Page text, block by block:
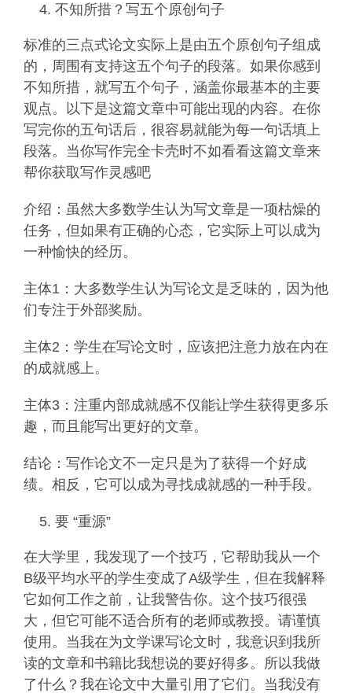
不知所措？写五个原创句子
标准的三点式论文实际上是由五个原创句子组成
的，周围有支持这五个句子的段落。如果你感到
不知所措，就写五个句子，涵盖你最基本的主要
观点。以下是这篇文章中可能出现的内容。在你
写完你的五句话后，很容易就能为每一句话填上
段落。当你写作完全卡壳时不如看看这篇文章来
帮你获取写作灵感吧
介绍：虽然大多数学生认为写文章是一项枯燥的
任务，但如果有正确的心态，它实际上可以成为
一种愉快的经历。
主体1：大多数学生认为写论文是乏味的，因为他
们专注于外部奖励。
主体2：学生在写论文时，应该把注意力放在内在
的成就感上。
主体3：注重内部成就感不仅能让学生获得更多乐
趣，而且能写出更好的文章。
结论：写作论文不一定只是为了获得一个好成
绩。相反，它可以成为寻找成就感的一种手段。
要 “重源”
在大学里，我发现了一个技巧，它帮助我从一个
B级平均水平的学生变成了A级学生，但在我解释
它如何工作之前，让我警告你。这个技巧很强
大，但它可能不适合所有的老师或教授。请谨慎
使用。当我在为文学课写论文时，我意识到我所
读的文章和书籍比我想说的要好得多。所以我做
了什么？我在论文中大量引用了它们。当我没有